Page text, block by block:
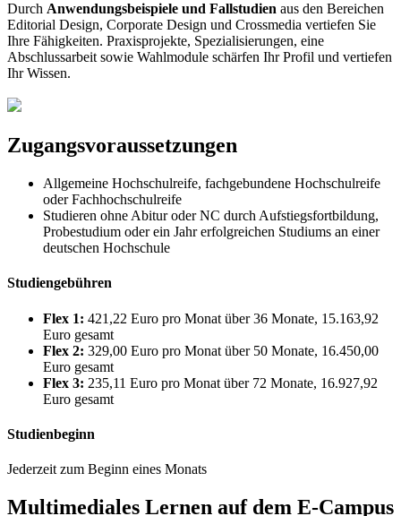
Durch Anwendungsbeispiele und Fallstudien aus den Bereichen
Editorial Design, Corporate Design und Crossmedia vertiefen Sie
Ihre Fähigkeiten. Praxisprojekte, Spezialisierungen, eine
Abschlussarbeit sowie Wahlmodule schärfen Ihr Profil und vertiefen
Ihr Wissen.
Zugangsvoraussetzungen
Allgemeine Hochschulreife, fachgebundene Hochschulreife
oder Fachhochschulreife
Studieren ohne Abitur oder NC durch Aufstiegsfortbildung,
Probestudium oder ein Jahr erfolgreichen Studiums an einer
deutschen Hochschule
Studiengebühren
Flex 1: 421,22 Euro pro Monat über 36 Monate, 15.163,92
Euro gesamt
Flex 2: 329,00 Euro pro Monat über 50 Monate, 16.450,00
Euro gesamt
Flex 3: 235,11 Euro pro Monat über 72 Monate, 16.927,92
Euro gesamt
Studienbeginn
Jederzeit zum Beginn eines Monats
Multimediales Lernen auf dem E-Campus